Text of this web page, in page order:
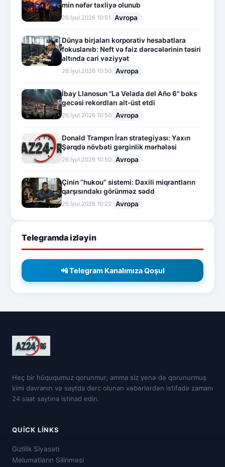
min nəfər təxliyə olunub
26.İyul.2026 10:51 Avropa
Dünya birjaları korporativ hesabatlara
fokuslanıb: Neft və faiz dərəcələrinin təsiri
altında cari vəziyyət
26.İyul.2026 10:50 Avropa
İbay Llanosun "La Velada del Año 6" boks
gecəsi rekordları alt-üst etdi
26.İyul.2026 10:50 Avropa
Donald Trampın İran strategiyası: Yaxın
Şərqdə növbəti gərginlik mərhələsi
26.İyul.2026 10:50 Avropa
Çinin “hukou” sistemi: Daxili miqrantların
qarşısındakı görünməz sədd
26.İyul.2026 10:22 Avropa
Telegramda izləyin
📲 Telegram Kanalımıza Qoşul
Heç bir hüququmuz qorunmur, amma siz yenə də qorunurmuş
kimi davranın və saytda dərc olunan xəbərlərdən istifadə zamanı
24 saat saytına istinad edin.
QUICK LINKS
Gizlilik Siyasəti
Məlumatların Silinməsi